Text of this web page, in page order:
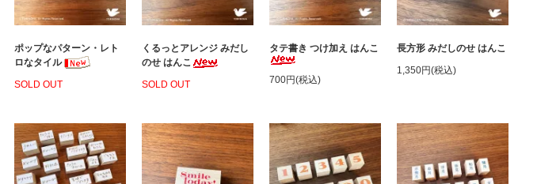
ポップなパターン・レト
ロなタイル
SOLD OUT
くるっとアレンジ みだし
のせ はんこ
SOLD OUT
タテ書き つけ加え はんこ
700円(税込)
長方形 みだしのせ はんこ
1,350円(税込)